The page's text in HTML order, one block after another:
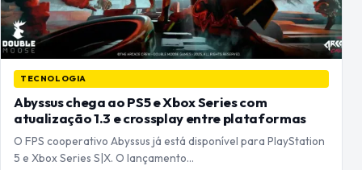
TECNOLOGIA
Abyssus chega ao PS5 e Xbox Series com
atualização 1.3 e crossplay entre plataformas
O FPS cooperativo Abyssus já está disponível para PlayStation
5 e Xbox Series S|X. O lançamento…